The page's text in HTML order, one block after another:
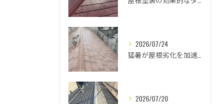
2026/07/24
2026/07/20